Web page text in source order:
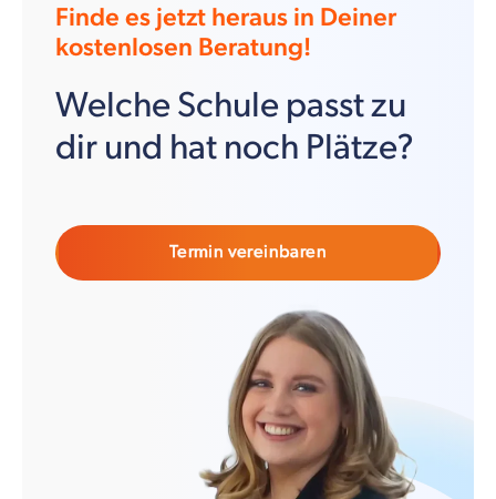
Finde es jetzt heraus in Deiner
kostenlosen Beratung!
Welche Schule passt zu
dir und hat noch Plätze?
Termin vereinbaren